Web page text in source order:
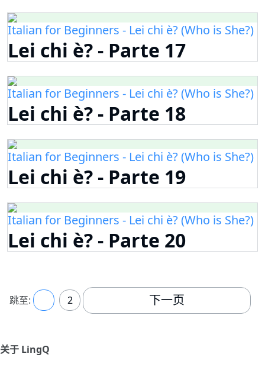
Italian for Beginners - Lei chi è? (Who is She?)
Lei chi è? - Parte 17
Italian for Beginners - Lei chi è? (Who is She?)
Lei chi è? - Parte 18
Italian for Beginners - Lei chi è? (Who is She?)
Lei chi è? - Parte 19
Italian for Beginners - Lei chi è? (Who is She?)
Lei chi è? - Parte 20
跳至: 2 下一页
关于 LingQ